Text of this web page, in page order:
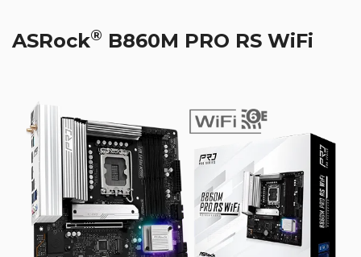
ASRock® B860M PRO RS WiFi